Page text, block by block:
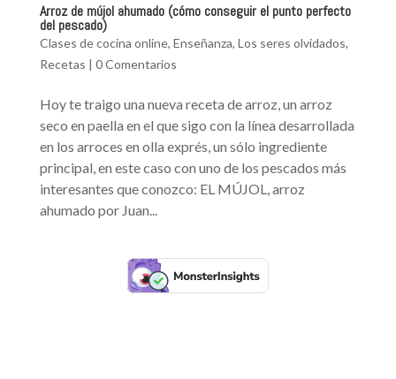
Arroz de mújol ahumado (cómo conseguir el punto perfecto
del pescado)
Clases de cocina online, Enseñanza, Los seres olvidados,
Recetas | 0 Comentarios
Hoy te traigo una nueva receta de arroz, un arroz
seco en paella en el que sigo con la línea desarrollada
en los arroces en olla exprés, un sólo ingrediente
principal, en este caso con uno de los pescados más
interesantes que conozco: EL MÚJOL, arroz
ahumado por Juan...